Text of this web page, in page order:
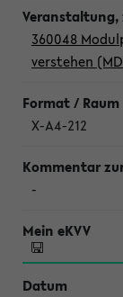
360048
verstehen
X-A4-212
-